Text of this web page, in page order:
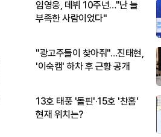
임영웅, 데뷔 10주년…"난 늘
부족한 사람이었다"
"광고주들이 찾아줘"…진태현,
'이숙캠' 하차 후 근황 공개
13호 태풍 '돌핀'·15호 '찬홈'
현재 위치는?